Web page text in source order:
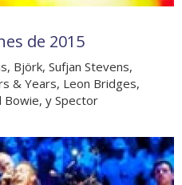
de 2015
Björk, Sufjan Stevens,
& Years, Leon Bridges,
Bowie, y Spector